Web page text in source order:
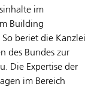
im
Building
beriet die Kanzlei
des Bundes zur
Die Expertise der
im Bereich